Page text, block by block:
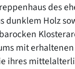
des
dunklem Holz
mit
ihres